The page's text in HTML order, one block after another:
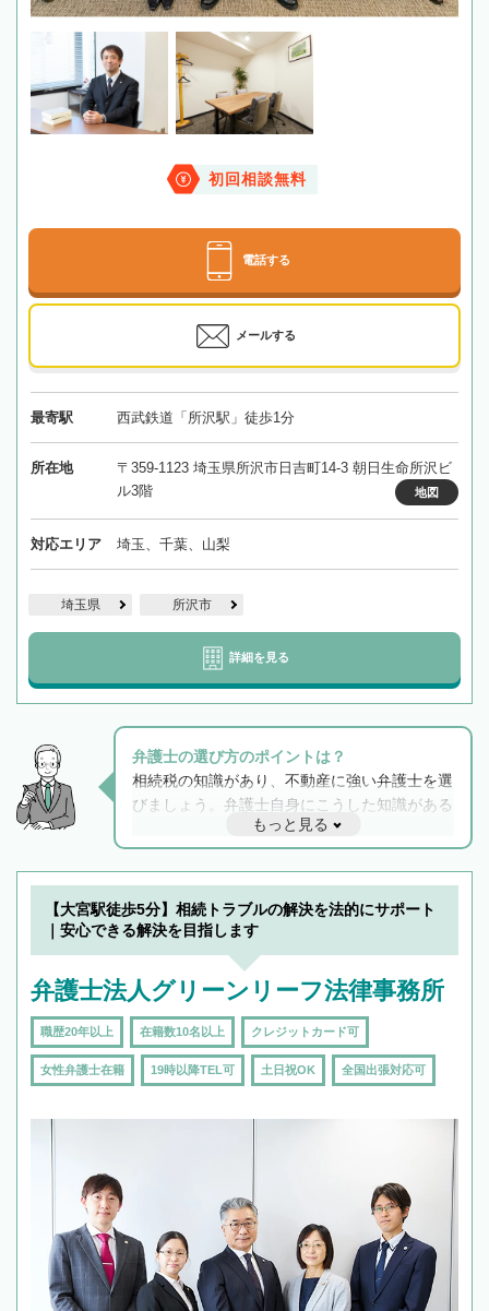
初回相談無料
電話する
メールする
最寄駅 西武鉄道「所沢駅」徒歩1分
所在地
〒359-1123 埼玉県所沢市日吉町14-3 朝日生命所沢ビ
ル3階
地図
対応エリア 埼玉、千葉、山梨
埼玉県 所沢市
詳細を見る
弁護士の選び方のポイントは？
相続税の知識があり、不動産に強い弁護士を選
びましょう。弁護士自身にこうした知識がある
と他士業との連携もスムーズに進み、トラブル
解決のみならず相続をトータルで任せることが
できます。また、相続は感情がからむ分野なの
でフィーリングも重要です。実際に電話や面談
で複数の弁護士と会話をしてウマが合う方に依
もっと見る
【大宮駅徒歩5分】相続トラブルの解決を法的にサポート
｜安心できる解決を目指します
弁護士法人グリーンリーフ法律事務所
職歴20年以上 在籍数10名以上 クレジットカード可
女性弁護士在籍 19時以降TEL可 土日祝OK 全国出張対応可